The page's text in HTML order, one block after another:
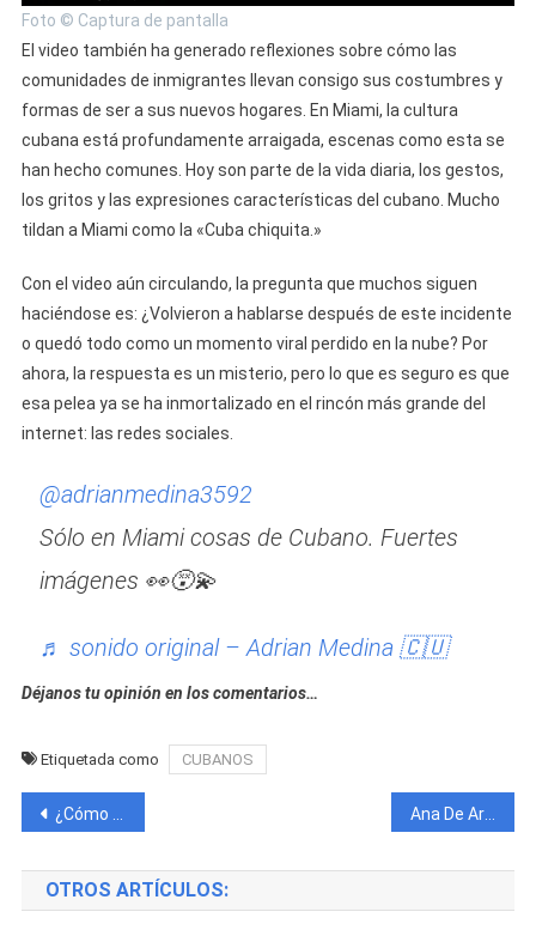
Foto © Captura de pantalla
El video también ha generado reflexiones sobre cómo las
comunidades de inmigrantes llevan consigo sus costumbres y
formas de ser a sus nuevos hogares. En Miami, la cultura
cubana está profundamente arraigada, escenas como esta se
han hecho comunes. Hoy son parte de la vida diaria, los gestos,
los gritos y las expresiones características del cubano. Mucho
tildan a Miami como la «Cuba chiquita.»
Con el video aún circulando, la pregunta que muchos siguen
haciéndose es: ¿Volvieron a hablarse después de este incidente
o quedó todo como un momento viral perdido en la nube? Por
ahora, la respuesta es un misterio, pero lo que es seguro es que
esa pelea ya se ha inmortalizado en el rincón más grande del
internet: las redes sociales.
@adrianmedina3592
Sólo en Miami cosas de Cubano. Fuertes
imágenes 👀😵‍💫
♬ sonido original – Adrian Medina 🇨🇺
Déjanos tu opinión en los comentarios…
Etiquetada como CUBANOS
Navegación
de
entradas
¿Cómo las Nuevas Regulaciones para Carros en Cuba impactará en el Proceso de Compra, Venta e Importación?
OTROS ARTÍCULOS: